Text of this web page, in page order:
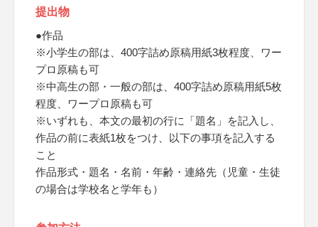
提出物
●作品
※小学生の部は、400字詰め原稿用紙3枚程度、ワー
プロ原稿も可
※中高生の部・一般の部は、400字詰め原稿用紙5枚
程度、ワープロ原稿も可
※いずれも、本文の最初の行に「題名」を記入し、
作品の前に表紙1枚をつけ、以下の事項を記入する
こと
作品形式・題名・名前・年齢・連絡先（児童・生徒
の場合は学校名と学年も）